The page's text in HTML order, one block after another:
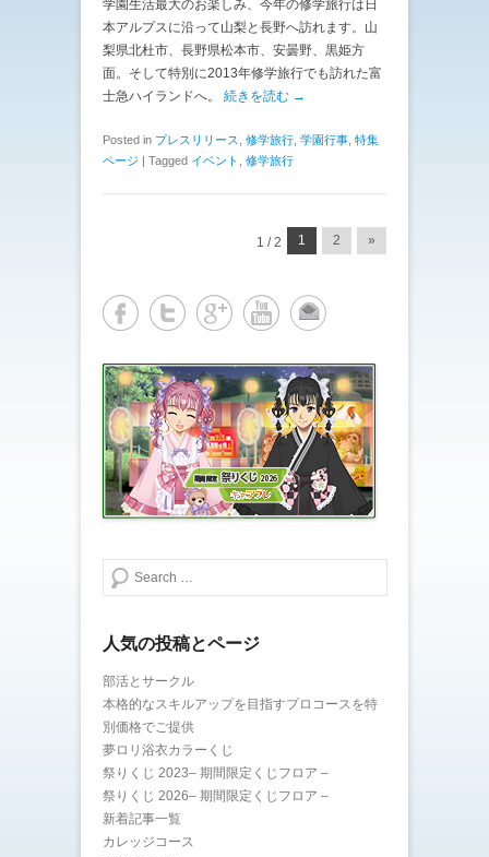
学園生活最大のお楽しみ、今年の修学旅行は日
本アルプスに沿って山梨と長野へ訪れます。山
梨県北杜市、長野県松本市、安曇野、黒姫方
面。そして特別に2013年修学旅行でも訪れた富
士急ハイランドへ。 続きを読む →
Posted in プレスリリース 修学旅行 学園行事 特集
ページ | Tagged イベント 修学旅行
1 / 2 1 2 »
検索する
人気の投稿とページ
部活とサークル
本格的なスキルアップを目指すプロコースを特
別価格でご提供
夢ロリ浴衣カラーくじ
祭りくじ 2023– 期間限定くじフロア –
祭りくじ 2026– 期間限定くじフロア –
新着記事一覧
カレッジコース